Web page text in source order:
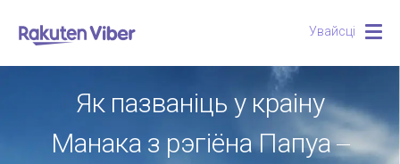
Увайсці
Як пазваніць у краіну
Манака з рэгіёна Папуа –